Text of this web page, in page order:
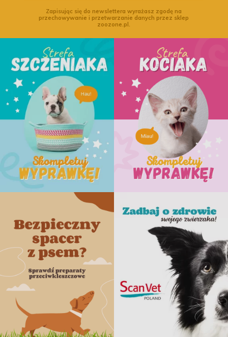
Zapisując się do newslettera wyrażasz zgodę na
przechowywanie i przetwarzanie danych przez sklep
zoozone.pl.